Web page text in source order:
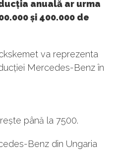
anuală ar urma
și 400.000 de
va reprezenta
Mercedes-Benz în
până la 7500.
Benz din Ungaria